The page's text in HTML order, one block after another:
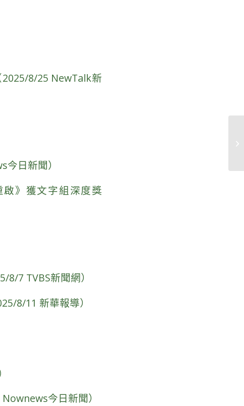
8/25 NewTalk新
日新聞）
》獲文字組深度獎
7 TVBS新聞網）
8/11 新華報導）
今日新聞）